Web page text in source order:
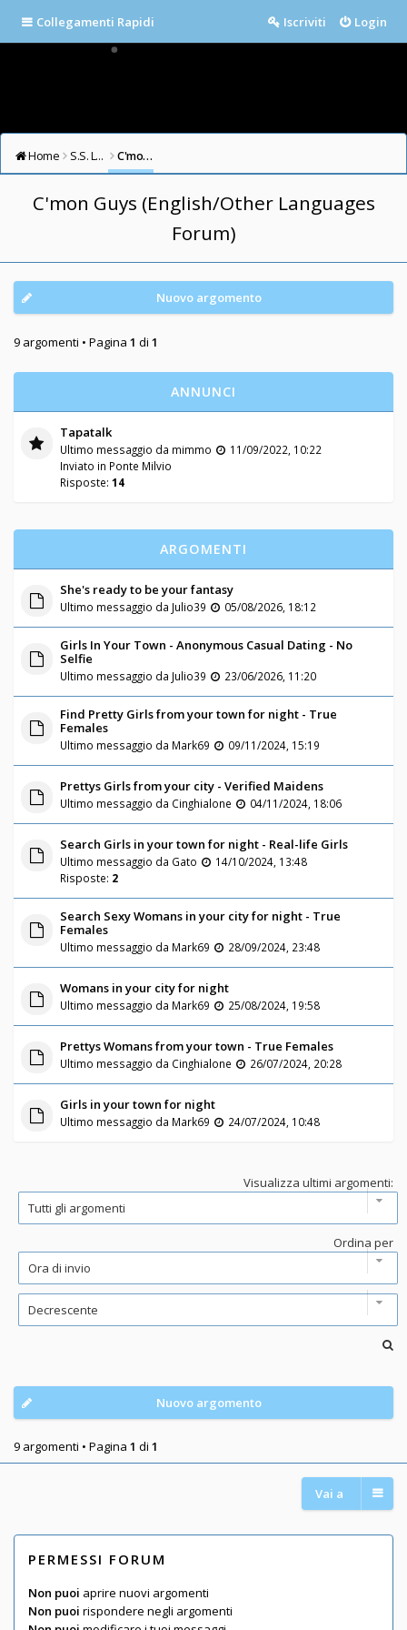
Collegamenti Rapidi Login
Iscriviti
Home S.S. LAZIO FORUM C'mon Guys (English/Other Languages Forum)
C'mon Guys (English/Other Languages
Forum)
Nuovo argomento
9 argomenti • Pagina 1 di 1
ANNUNCI
Tapatalk
Ultimo messaggio da mimmo
11/09/2022, 10:22
Inviato in Ponte Milvio
Risposte: 14
ARGOMENTI
She's ready to be your fantasy
Ultimo messaggio da Julio39 05/08/2026, 18:12
Girls In Your Town - Anonymous Casual Dating - No
Selfie
Ultimo messaggio da Julio39 23/06/2026, 11:20
Find Pretty Girls from your town for night - True
Females
Ultimo messaggio da Mark69 09/11/2024, 15:19
Prettys Girls from your city - Verified Maidens
Ultimo messaggio da Cinghialone 04/11/2024, 18:06
Search Girls in your town for night - Real-life Girls
Ultimo messaggio da Gato
14/10/2024, 13:48
Risposte: 2
Search Sexy Womans in your city for night - True
Females
Ultimo messaggio da Mark69 28/09/2024, 23:48
Womans in your city for night
Ultimo messaggio da Mark69 25/08/2024, 19:58
Prettys Womans from your town - True Females
Ultimo messaggio da Cinghialone 26/07/2024, 20:28
Girls in your town for night
Ultimo messaggio da Mark69 24/07/2024, 10:48
Visualizza ultimi argomenti:
Ordina per
Nuovo argomento
9 argomenti • Pagina 1 di 1
Vai a
PERMESSI FORUM
Non puoi aprire nuovi argomenti
Non puoi rispondere negli argomenti